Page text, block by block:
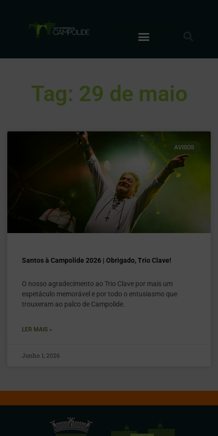
Tag: 29 de maio
AVISOS
Santos à Campolide 2026 | Obrigado, Trio Clave!
O nosso agradecimento ao Trio Clave por mais um
espetáculo memorável e por todo o entusiasmo que
trouxeram ao palco de Campolide.
LER MAIS »
Junho 1, 2026